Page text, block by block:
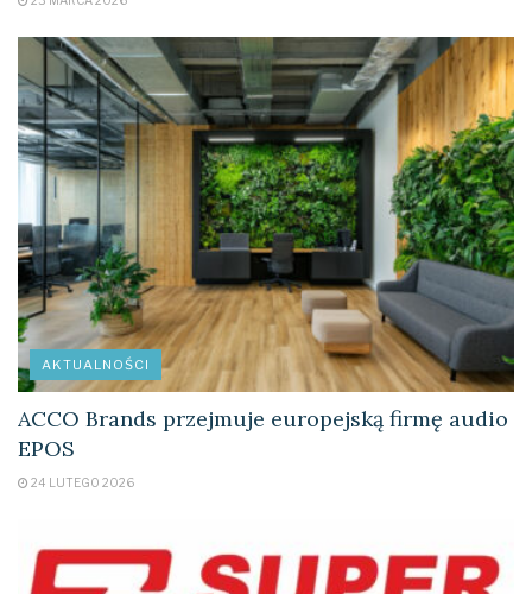
AKTUALNOŚCI
ACCO Brands przejmuje europejską firmę audio
EPOS
24 LUTEGO 2026